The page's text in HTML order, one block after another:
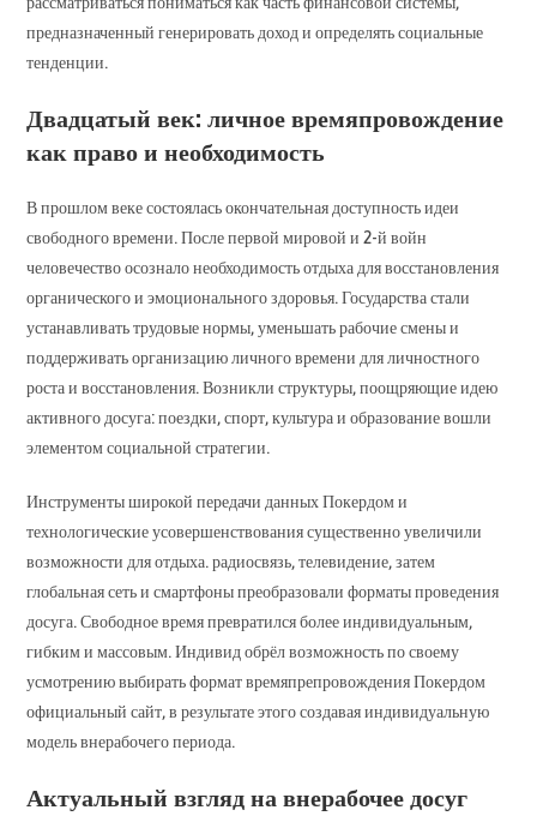
предназначенный генерировать доход и определять социальные
тенденции.
Двадцатый век: личное времяпровождение
как право и необходимость
В прошлом веке состоялась окончательная доступность идеи
свободного времени. После первой мировой и 2-й войн
человечество осознало необходимость отдыха для восстановления
органического и эмоционального здоровья. Государства стали
устанавливать трудовые нормы, уменьшать рабочие смены и
поддерживать организацию личного времени для личностного
роста и восстановления. Возникли структуры, поощряющие идею
активного досуга: поездки, спорт, культура и образование вошли
элементом социальной стратегии.
Инструменты широкой передачи данных Покердом и
технологические усовершенствования существенно увеличили
возможности для отдыха. радиосвязь, телевидение, затем
глобальная сеть и смартфоны преобразовали форматы проведения
досуга. Свободное время превратился более индивидуальным,
гибким и массовым. Индивид обрёл возможность по своему
усмотрению выбирать формат времяпрепровождения Покердом
официальный сайт, в результате этого создавая индивидуальную
модель внерабочего периода.
Актуальный взгляд на внерабочее досуг